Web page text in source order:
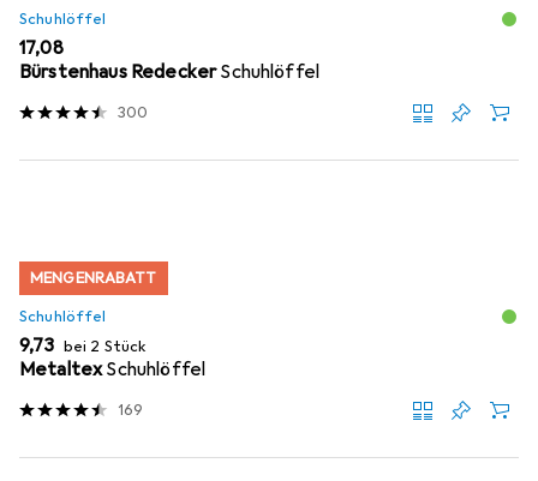
Schuhlöffel
EUR
17,08
Bürstenhaus RedeckerSchuhlöffel
300
MENGENRABATT
Schuhlöffel
EUR
9,73 bei 2 Stück
MetaltexSchuhlöffel
169